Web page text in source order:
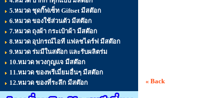
5.หมวด ชุดกิ๊ฟเซ็ท Giftset มีสต๊อก
6.หมวด ของใช้ส่วนตัว มีสต๊อก
7.หมวด ถุงผ้า กระเป๋าผ้า มีสต๊อก
8.หมวด อุปกรณ์ไอที แฟลชไดร์ฟ มีสต๊อก
9.หมวด ร่มมีในสต๊อก และรับผลิตร่ม
10.หมวด พวงกุญแจ มีสต๊อก
11.หมวด ของพรีเมี่ยมอื่นๆ มีสต๊อก
12.หมวด ของที่ระลึก มีสต๊อก
« Back